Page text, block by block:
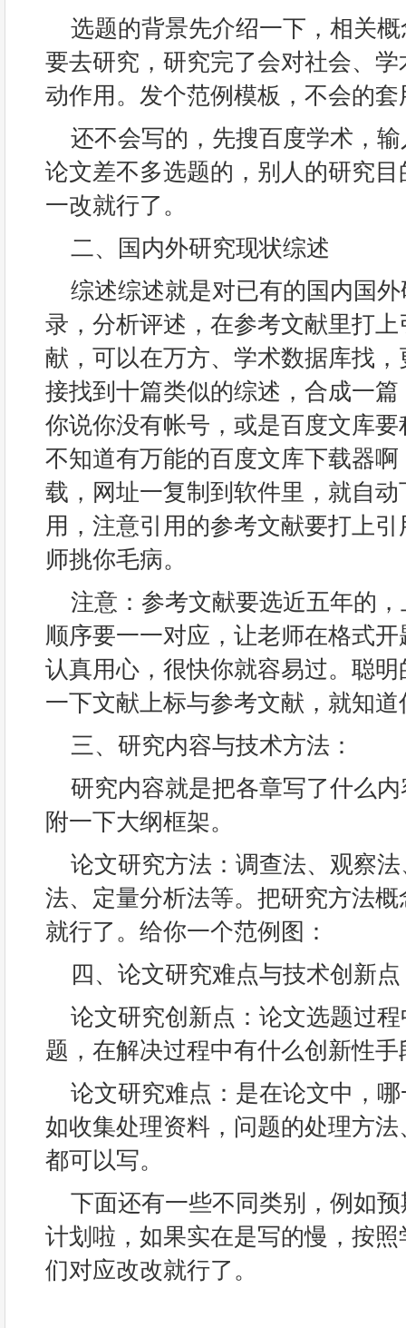
选题的背景先介绍一下，相关
要去研究，研究完了会对社会、
动作用。发个范例模板，不会的套
还不会写的，先搜百度学术，
论文差不多选题的，别人的研究
一改就行了。
二、国内外研究现状综述
综述综述就是对已有的国内国
录，分析评述，在参考文献里打
献，可以在万方、学术数据库找
接找到十篇类似的综述，合成一
你说你没有帐号，或是百度文库
不知道有万能的百度文库下载器
载，网址一复制到软件里，就自
用，注意引用的参考文献要打上
师挑你毛病。
注意：参考文献要选近五年的
顺序要一一对应，让老师在格式
认真用心，很快你就容易过。聪
一下文献上标与参考文献，就知
三、研究内容与技术方法：
研究内容就是把各章写了什么
附一下大纲框架。
论文研究方法：调查法、观察
法、定量分析法等。把研究方法
就行了。给你一个范例图：
四、论文研究难点与技术创新点
论文研究创新点：论文选题过
题，在解决过程中有什么创新性手
论文研究难点：是在论文中，
如收集处理资料，问题的处理方
都可以写。
下面还有一些不同类别，例如
计划啦，如果实在是写的慢，按
们对应改改就行了。